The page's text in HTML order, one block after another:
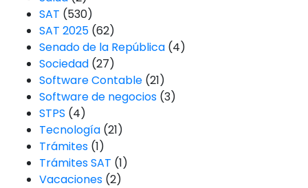
SAT (530)
SAT 2025(62)
Senado de la República(4)
Sociedad(27)
Software Contable(21)
Software de negocios(3)
STPS (4)
Tecnología(21)
Trámites(1)
Trámites SAT (1)
Vacaciones(2)